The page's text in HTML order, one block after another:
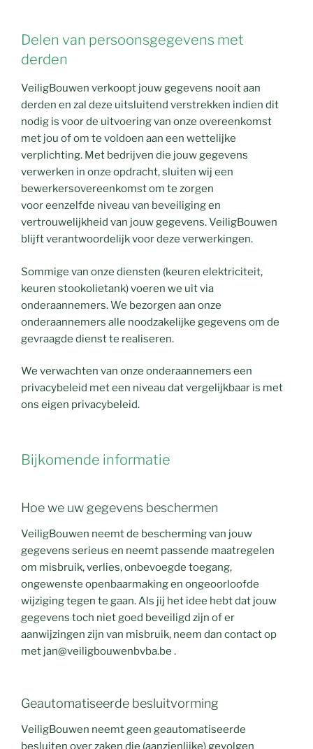
Delen van persoonsgegevens met
derden
VeiligBouwen verkoopt jouw gegevens nooit aan
derden en zal deze uitsluitend verstrekken indien dit
nodig is voor de uitvoering van onze overeenkomst
met jou of om te voldoen aan een wettelijke
verplichting. Met bedrijven die jouw gegevens
verwerken in onze opdracht, sluiten wij een
bewerkersovereenkomst om te zorgen
voor eenzelfde niveau van beveiliging en
vertrouwelijkheid van jouw gegevens. VeiligBouwen
blijft verantwoordelijk voor deze verwerkingen.
Sommige van onze diensten (keuren elektriciteit,
keuren stookolietank) voeren we uit via
onderaannemers. We bezorgen aan onze
onderaannemers alle noodzakelijke gegevens om de
gevraagde dienst te realiseren.
We verwachten van onze onderaannemers een
privacybeleid met een niveau dat vergelijkbaar is met
ons eigen privacybeleid.
Bijkomende informatie
Hoe we uw gegevens beschermen
VeiligBouwen neemt de bescherming van jouw
gegevens serieus en neemt passende maatregelen
om misbruik, verlies, onbevoegde toegang,
ongewenste openbaarmaking en ongeoorloofde
wijziging tegen te gaan. Als jij het idee hebt dat jouw
gegevens toch niet goed beveiligd zijn of er
aanwijzingen zijn van misbruik, neem dan contact op
met jan@veiligbouwenbvba.be .
Geautomatiseerde besluitvorming
VeiligBouwen neemt geen geautomatiseerde